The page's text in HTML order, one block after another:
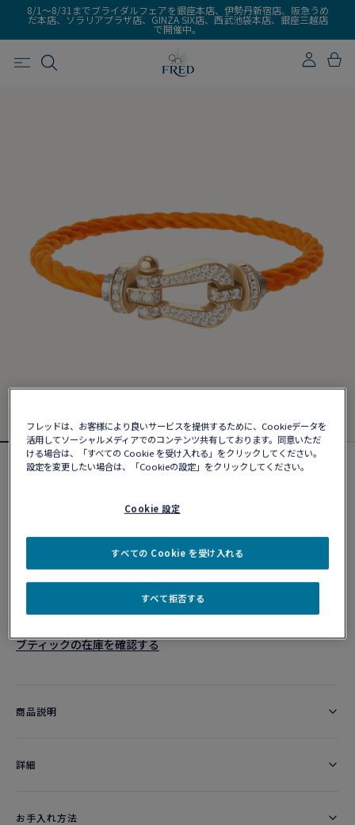
8/1～8/31までブライダルフェアを銀座本店、伊勢丹新宿店、阪急うめ
だ本店、ソラリアプラザ店、GINZA SIX店、西武池袋本店、銀座三越店
で開催中。
フォース10ブレスレット
カスタマイズ
ショッピングバッグに追加
10営業日以内に発送
ブティックの在庫を確認する​
商品説明
詳細​
お手入れ方法
フレッドは、お客様により良いサービスを提供するために、Cookieデータを
活用してソーシャルメディアでのコンテンツ共有しております。同意いただ
ける場合は、「すべての Cookie を受け入れる」をクリックしてください。
設定を変更したい場合は、「Cookieの設定」をクリックしてください。
Cookie 設定
すべて拒否する
すべての Cookie を受け入れる